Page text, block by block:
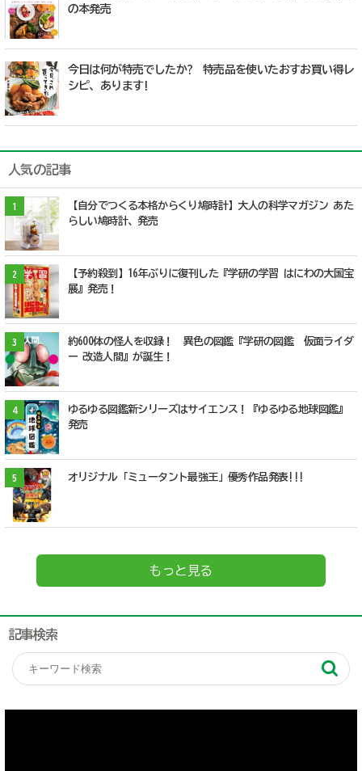
の本発売
今日は何が特売でしたか? 特売品を使いたおすお買い得レ
シピ、あります!
人気の記事
1
【自分でつくる本格からくり鳩時計】大人の科学マガジン あた
らしい鳩時計、発売
2
【予約殺到】16年ぶりに復刊した『学研の学習 はにわの大国宝
展』発売！
3
約600体の怪人を収録！ 異色の図鑑『学研の図鑑 仮面ライダ
ー 改造人間』が誕生！
4
ゆるゆる図鑑新シリーズはサイエンス！『ゆるゆる地球図鑑』
発売
5 オリジナル「ミュータント最強王」優秀作品発表!!!
もっと見る
記事検索